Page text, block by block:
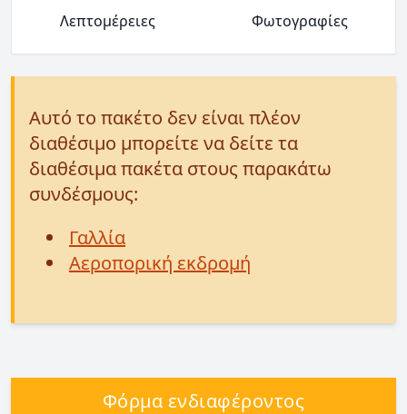
Λεπτομέρειες Φωτογραφίες
Αυτό το πακέτο δεν είναι πλέον
διαθέσιμο μπορείτε να δείτε τα
διαθέσιμα πακέτα στους παρακάτω
συνδέσμους:
Γαλλία
Αεροπορική εκδρομή
Φόρμα ενδιαφέροντος